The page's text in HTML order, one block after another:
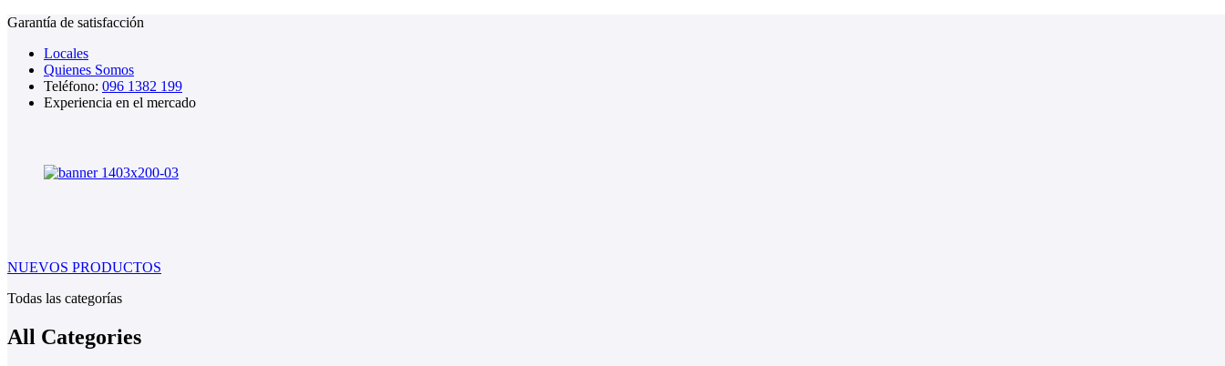
Garantía de satisfacción
Locales
Quienes Somos
Teléfono: 096 1382 199
Experiencia en el mercado
NUEVOS PRODUCTOS
Todas las categorías
All Categories